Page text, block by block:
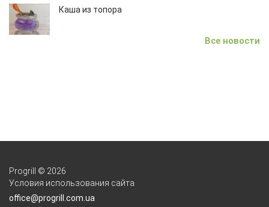
Каша из топора
Все новости
Progrill © 2026
Условия использования сайта
office@progrill.com.ua